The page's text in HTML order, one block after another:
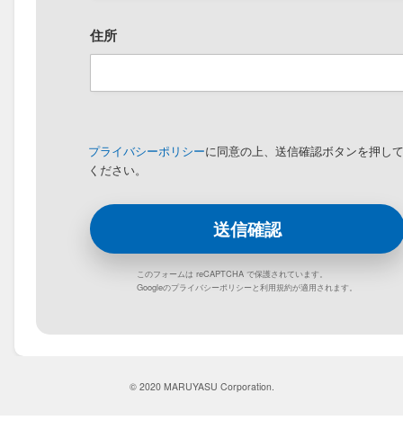
住所
プライバシーポリシーに同意の上、送信確認ボタンを押し
ください。
このフォームは reCAPTCHA で保護されています。
Googleのプライバシーポリシーと利用規約が適用されます。
© 2020 MARUYASU Corporation.